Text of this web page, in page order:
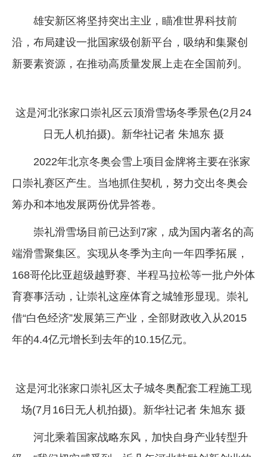
雄安新区将坚持突出主业，瞄准世界科技前
沿，布局建设一批国家级创新平台，吸纳和集聚创
新要素资源，在推动高质量发展上走在全国前列。
这是河北张家口崇礼区云顶滑雪场冬季景色(2月24
日无人机拍摄)。新华社记者 朱旭东 摄
2022年北京冬奥会雪上项目金牌将主要在张家
口崇礼赛区产生。当地抓住契机，努力交出冬奥会
筹办和本地发展两份优异答卷。
崇礼滑雪场目前已达到7家，成为国内著名的高
端滑雪聚集区。实现从冬季为主向一年四季拓展，
168哥伦比亚超级越野赛、半程马拉松等一批户外体
育赛事活动，让崇礼这座体育之城雏形显现。崇礼
借“白色经济”发展第三产业，全部财政收入从2015
年的4.4亿元增长到去年的10.15亿元。
这是河北张家口崇礼区太子城冬奥配套工程施工现
场(7月16日无人机拍摄)。新华社记者 朱旭东 摄
河北乘着国家战略东风，加快自身产业转型升